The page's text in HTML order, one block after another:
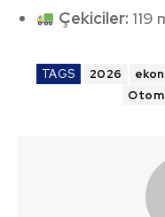
Çekiciler: 119
TAGS 2026